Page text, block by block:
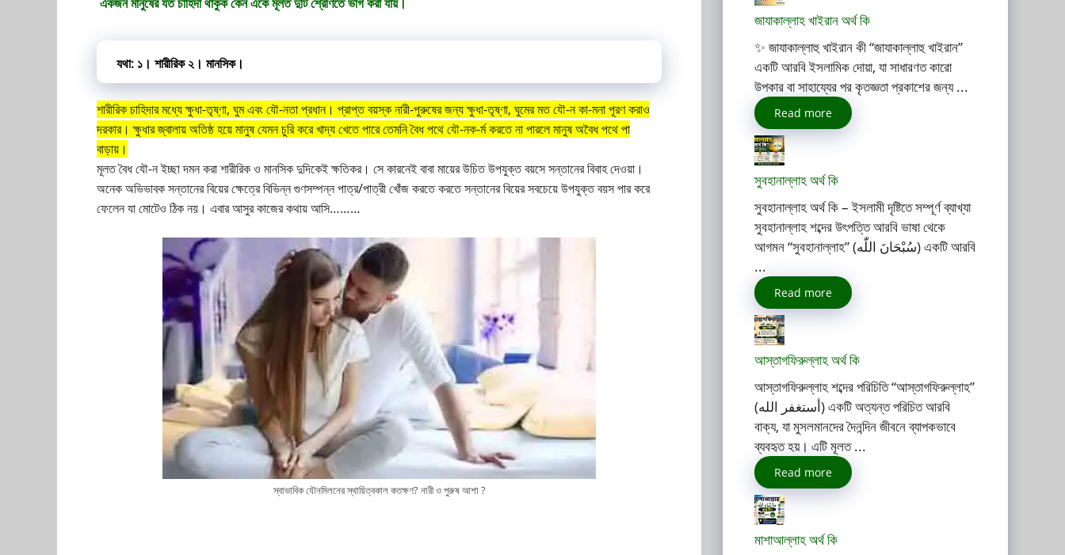
যথা: ১। শারীরিক ২। মানসিক।
শারীরিকচাহিদার মধ্যে ক্ষুধা-তৃষ্ণা, ঘুম এবং যৌ-নতা প্রধান। প্রাপ্ত বয়স্ক নারী-পুরুষের জন্য ক্ষুধা-তৃষ্ণা, ঘুমের মত যৌ-ন কা-মনা পূরণ করাও
দরকার। ক্ষুধার জ্বালায় অতিষ্ঠ হয়ে মানুষ যেমন চুরি করে খাদ্য খেতে পারে তেমনি বৈধ পথে যৌ-নক-র্ম করতে না পারলে মানুষ অবৈধ পথে পা
বাড়ায়।
মূলত বৈধ যৌ-ন ইচ্ছা দমন করা শারীরিক ও মানসিক দুদিকেই ক্ষতিকর। সে কারনেই বাবা মায়ের উচিত উপযুক্ত বয়সে সন্তানের বিবাহ দেওয়া।
অনেক অভিভাবক সন্তানের বিয়ের ক্ষেত্রে বিভিন্ন গুণসম্পন্ন পাত্র/পাত্রী খোঁজ করতে করতে সন্তানের বিয়ের সবচেয়ে উপযুক্ত বয়স পার করে
ফেলেন যা মোটেও ঠিক নয়। এবার আসুর কাজের কথায় আসি………
স্বাভাবিক যৌনমিলনের স্থায়িত্বকাল কতক্ষণ? নারী ও পুরুষ আশা ?
জাযাকাল্লাহ খাইরান অর্থ কি
✨ জাযাকাল্লাহু খাইরান কী “জাযাকাল্লাহু খাইরান”
একটি আরবি ইসলামিক দোয়া, যা সাধারণত কারো
উপকার বা সাহায্যের পর কৃতজ্ঞতা প্রকাশের জন্য ...
Read more
সুবহানাল্লাহ অর্থ কি
সুবহানাল্লাহ অর্থ কি – ইসলামী দৃষ্টিতে সম্পূর্ণ ব্যাখ্যা
সুবহানাল্লাহ শব্দের উৎপত্তি আরবি ভাষা থেকে
আগমন “সুবহানাল্লাহ” (سُبْحَانَ اللّٰه) একটি আরবি
...
Read more
আস্তাগফিরুল্লাহ অর্থ কি
আস্তাগফিরুল্লাহ শব্দের পরিচিতি “আস্তাগফিরুল্লাহ”
(أستغفر الله) একটি অত্যন্ত পরিচিত আরবি
বাক্য, যা মুসলমানদের দৈনন্দিন জীবনে ব্যাপকভাবে
ব্যবহৃত হয়। এটি মূলত ...
Read more
মাশাআল্লাহ অর্থ কি